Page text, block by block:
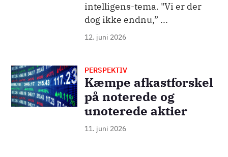
intelligens-tema. "Vi er der
dog ikke endnu,” ...
12. juni 2026
Billede PERSPEKTIV
Kæmpe afkastforskel
på noterede og
unoterede aktier
11. juni 2026